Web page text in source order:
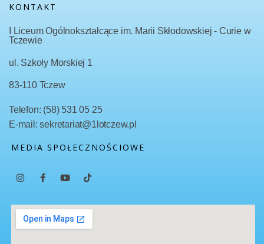
KONTAKT
I Liceum Ogólnokształcące im. Marii Skłodowskiej - Curie w
Tczewie
ul. Szkoły Morskiej 1
83-110 Tczew
Telefon: (58) 531 05 25
E-mail: sekretariat@1lotczew.pl
MEDIA SPOŁECZNOŚCIOWE